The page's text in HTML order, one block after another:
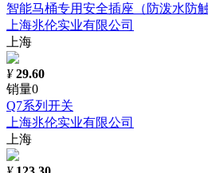
智能马桶专用安全插座（防泼水防
上海兆伦实业有限公司
上海
¥ 29.60
销量0
Q7系列开关
上海兆伦实业有限公司
上海